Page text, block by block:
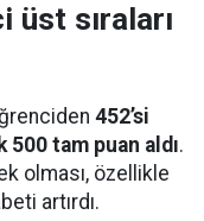
üst sıraları
452’si
500 tam puan aldı.
olması, özellikle
artırdı.